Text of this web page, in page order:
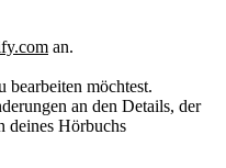
an.
bearbeiten möchtest.
an den Details, der
deines Hörbuchs